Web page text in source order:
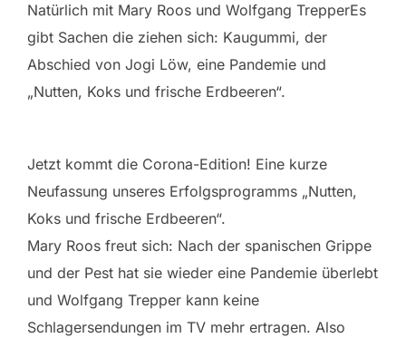
Natürlich mit Mary Roos und Wolfgang TrepperEs
gibt Sachen die ziehen sich: Kaugummi, der
Abschied von Jogi Löw, eine Pandemie und
„Nutten, Koks und frische Erdbeeren“.
Jetzt kommt die Corona-Edition! Eine kurze
Neufassung unseres Erfolgsprogramms „Nutten,
Koks und frische Erdbeeren“.
Mary Roos freut sich: Nach der spanischen Grippe
und der Pest hat sie wieder eine Pandemie überlebt
und Wolfgang Trepper kann keine
Schlagersendungen im TV mehr ertragen. Also